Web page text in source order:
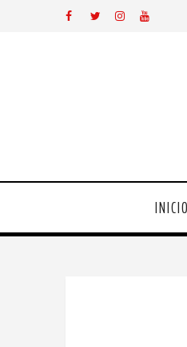
INICIO